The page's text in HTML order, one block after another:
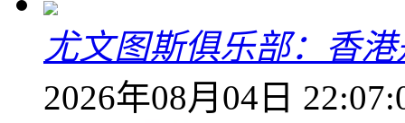
尤文图斯俱乐部：香
2026年08月04日